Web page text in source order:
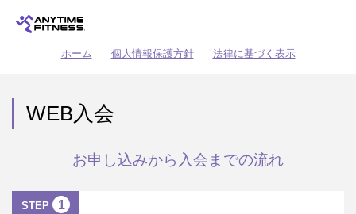
ホーム 個人情報保護方針 法律に基づく表示
WEB入会
お申し込みから入会までの流れ
STEP 1